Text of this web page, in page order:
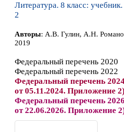
Литература. 8 класс:
2
Авторы: А.В. Гулин, А.Н.
2019
Федеральный перечень 2020
Федеральный перечень 2022
Федеральный перечень
от 05.11.2024. Приложение 2)
Федеральный перечень
от 22.06.2026. Приложение